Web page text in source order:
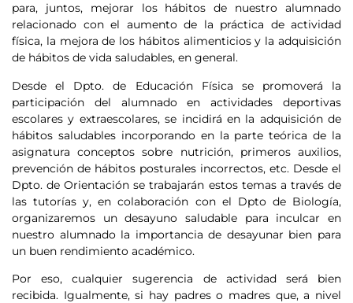
para, juntos, mejorar los hábitos de nuestro alumnado
relacionado con el aumento de la práctica de actividad
física, la mejora de los hábitos alimenticios y la adquisición
de hábitos de vida saludables, en general.
Desde el Dpto. de Educación Física se promoverá la
participación del alumnado en actividades deportivas
escolares y extraescolares, se incidirá en la adquisición de
hábitos saludables incorporando en la parte teórica de la
asignatura conceptos sobre nutrición, primeros auxilios,
prevención de hábitos posturales incorrectos, etc. Desde el
Dpto. de Orientación se trabajarán estos temas a través de
las tutorías y, en colaboración con el Dpto de Biología,
organizaremos un desayuno saludable para inculcar en
nuestro alumnado la importancia de desayunar bien para
un buen rendimiento académico.
Por eso, cualquier sugerencia de actividad será bien
recibida. Igualmente, si hay padres o madres que, a nivel